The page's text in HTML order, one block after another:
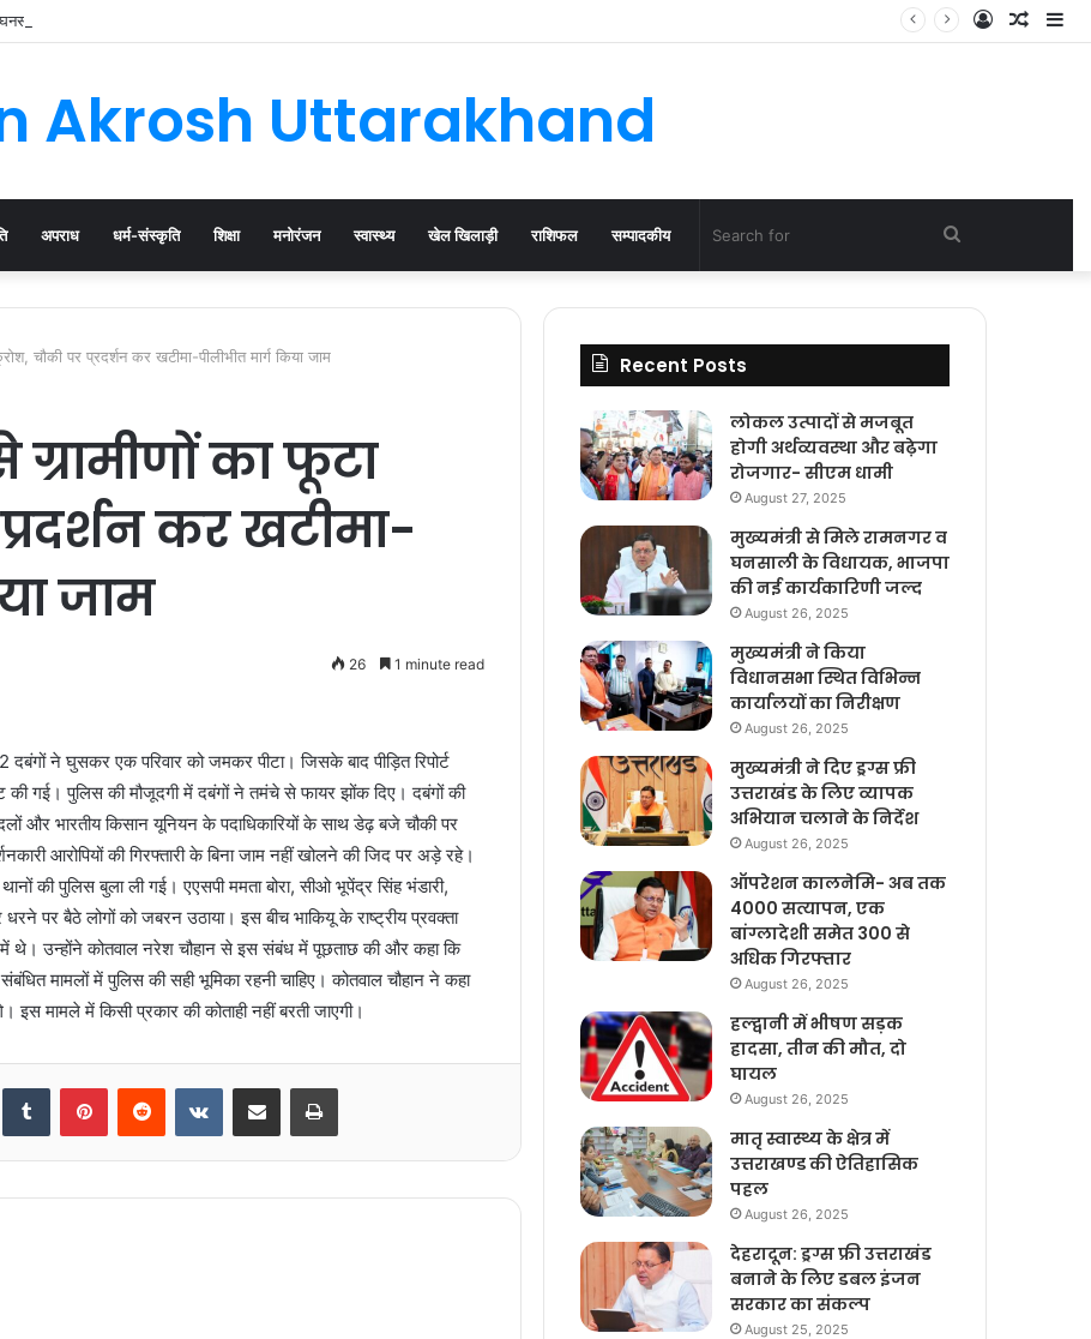
के विधायक, भाजपा की नई कार्यकारिणी जल्द
Log
Akrosh Uttarakhand
अपराध धर्म-संस्कृति शिक्षा मनोरंजन स्वास्थ्य खेल खिलाड़ी राशिफल सम्पादकीय Search
for
चौकी पर प्रदर्शन कर खटीमा-पीलीभीत मार्ग किया जाम
का फूटा
कर खटीमा-
जाम
26 1 minute read
ने घुसकर एक परिवार को जमकर पीटा। जिसके बाद पीड़ित रिपोर्ट
की गई। पुलिस की मौजूदगी में दबंगों ने तमंचे से फायर झोंक दिए। दबंगों की
और भारतीय किसान यूनियन के पदाधिकारियों के साथ डेढ़ बजे चौकी पर
आरोपियों की गिरफ्तारी के बिना जाम नहीं खोलने की जिद पर अड़े रहे।
की पुलिस बुला ली गई। एएसपी ममता बोरा, सीओ भूपेंद्र सिंह भंडारी,
धरने पर बैठे लोगों को जबरन उठाया। इस बीच भाकियू के राष्ट्रीय प्रवक्ता
थे। उन्होंने कोतवाल नरेश चौहान से इस संबंध में पूछताछ की और कहा कि
मामलों में पुलिस की सही भूमिका रहनी चाहिए। कोतवाल चौहान ने कहा
इस मामले में किसी प्रकार की कोताही नहीं बरती जाएगी।
Tumblr PinterestReddit VKontakteShare via Email Print
Recent Posts
लोकल उत्पादों से मजबूत
होगी अर्थव्यवस्था और बढ़ेगा
रोजगार- सीएम धामी
August 27, 2025
मुख्यमंत्री से मिले रामनगर व
घनसाली के विधायक, भाजपा
की नई कार्यकारिणी जल्द
August 26, 2025
मुख्यमंत्री ने किया
विधानसभा स्थित विभिन्न
कार्यालयों का निरीक्षण
August 26, 2025
मुख्यमंत्री ने दिए ड्रग्स फ्री
उत्तराखंड के लिए व्यापक
अभियान चलाने के निर्देश
August 26, 2025
ऑपरेशन कालनेमि- अब तक
4000 सत्यापन, एक
बांग्लादेशी समेत 300 से
अधिक गिरफ्तार
August 26, 2025
हल्द्वानी में भीषण सड़क
हादसा, तीन की मौत, दो
घायल
August 26, 2025
मातृ स्वास्थ्य के क्षेत्र में
उत्तराखण्ड की ऐतिहासिक
पहल
August 26, 2025
देहरादून: ड्रग्स फ्री उत्तराखंड
बनाने के लिए डबल इंजन
सरकार का संकल्प
August 25, 2025